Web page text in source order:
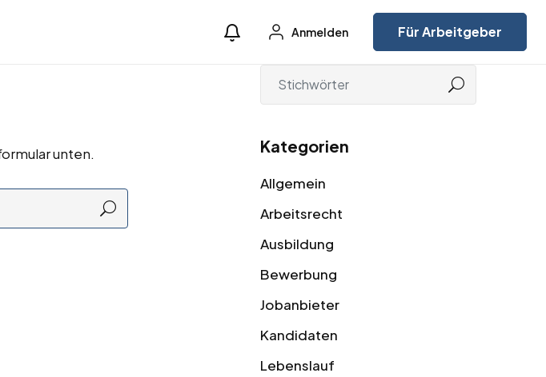
Anmelden Für Arbeitgeber
unten. Kategorien
Allgemein
Arbeitsrecht
Ausbildung
Bewerbung
Jobanbieter
Kandidaten
Lebenslauf